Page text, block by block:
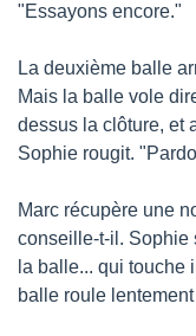
"Essayons encore."
La deuxième balle
Mais la balle vole
dessus la clôture, et
Sophie rougit.
Marc récupère une
conseille-t-il. Sophie
la balle... qui touche
balle roule